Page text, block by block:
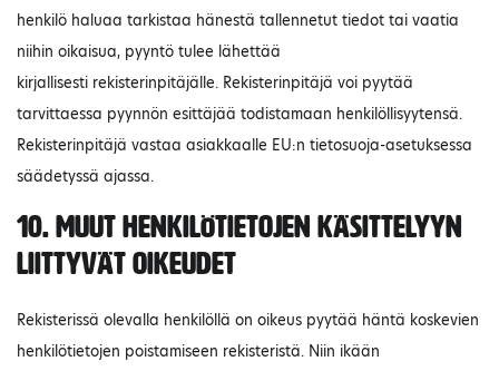
henkilö haluaa tarkistaa hänestä tallennetut tiedot tai vaatia
niihin oikaisua, pyyntö tulee lähettää
kirjallisesti rekisterinpitäjälle. Rekisterinpitäjä voi pyytää
tarvittaessa pyynnön esittäjää todistamaan henkilöllisyytensä.
Rekisterinpitäjä vastaa asiakkaalle EU:n tietosuoja-asetuksessa
säädetyssä ajassa.
10. Muut henkilötietojen käsittelyyn
liittyvät oikeudet
Rekisterissä olevalla henkilöllä on oikeus pyytää häntä koskevien
henkilötietojen poistamiseen rekisteristä. Niin ikään